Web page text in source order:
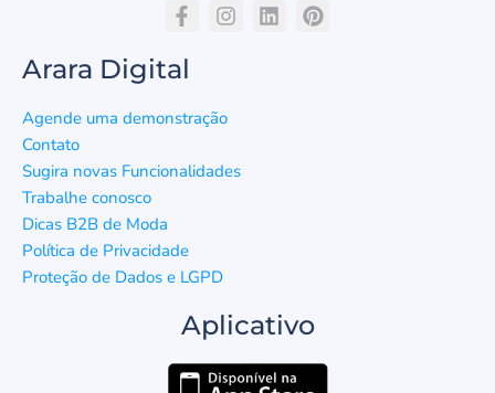
Arara Digital
Agende uma demonstração
Contato
Sugira novas Funcionalidades
Trabalhe conosco
Dicas B2B de Moda
Política de Privacidade
Proteção de Dados e LGPD
Aplicativo